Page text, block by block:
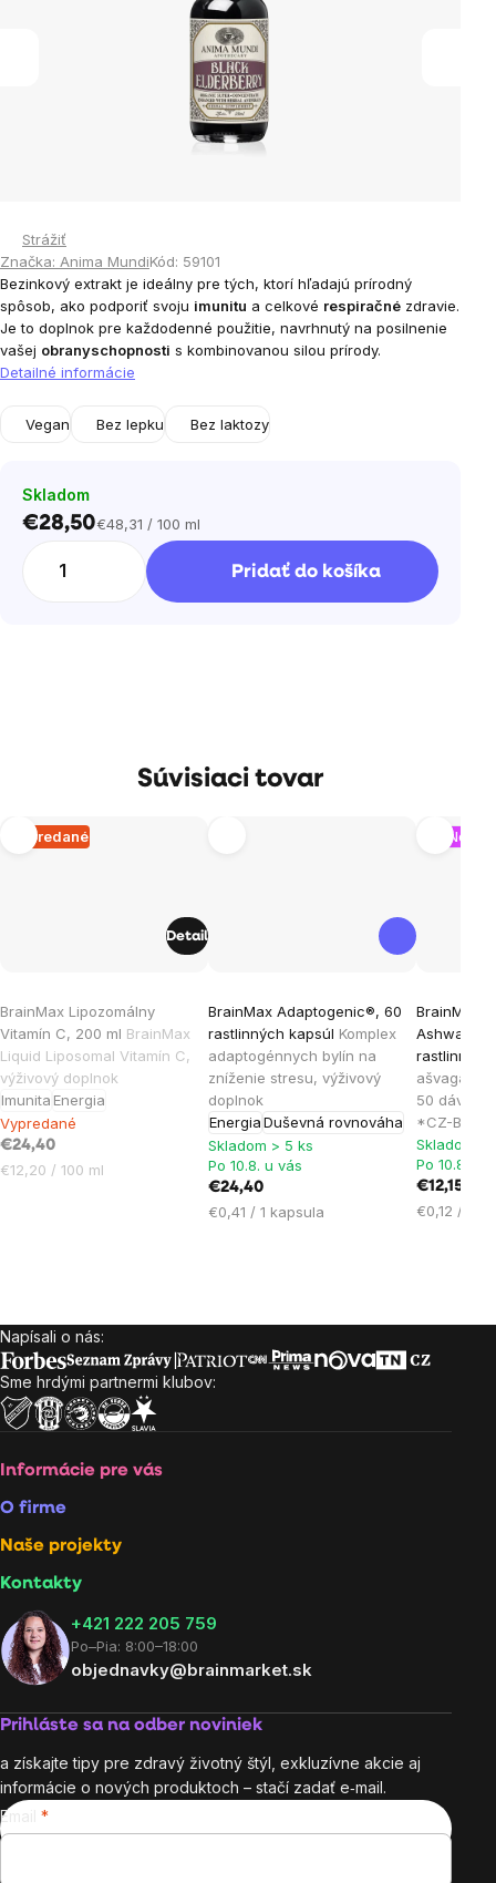
Strážiť
Značka: Anima MundiKód: 59101
Bezinkový extrakt je ideálny pre tých, ktorí hľadajú prírodný
spôsob, ako podporiť svoju imunitu a celkové respiračné zdravie.
Je to doplnok pre každodenné použitie, navrhnutý na posilnenie
vašej obranyschopnosti s kombinovanou silou prírody.
Detailné informácie
Vegan Bez lepku Bez laktozy
Skladom
€28,50Jednotková
€48,31 / 100 ml
Pridať do košíka
Súvisiaci tovar
Vypredané
BrainMax Lipozomálny
Vitamín C, 200 ml BrainMax
Liquid Liposomal Vitamín C,
výživový doplnok
Imunita Energia
hodnotenie
produktu
je
5,0
z
5
hviezdičiek.
Vypredané
€24,40
Jednotková
€12,20 / 100 ml
Detail
BrainMax Adaptogenic®, 60
rastlinných kapsúl Komplex
adaptogénnych bylín na
zníženie stresu, výživový
doplnok
EnergiaDuševná rovnováha
hodnotenie
produktu
je
4,1
z
5
hviezdičiek.
Skladom > 5 ks
Po 10.8. u vás
€24,40
Jednotková
€0,41 / 1 kapsula
Nový
BrainMax
50 dávok,
*CZ-BIO-
produktu
je
4,2
z
5
Skladom >
Po 10.8. u
€12,15
Jednotková
€0,12 / 1
Zápätie
Napísali o nás:
Sme hrdými partnermi klubov:
Informácie pre vás
O firme
Naše projekty
Kontakty
+421 222 205 759
Po–Pia: 8:00–18:00
objednavky@brainmarket.sk
Prihláste sa na odber noviniek
a získajte tipy pre zdravý životný štýl, exkluzívne akcie aj
informácie o nových produktoch – stačí zadať e‑mail.
Email